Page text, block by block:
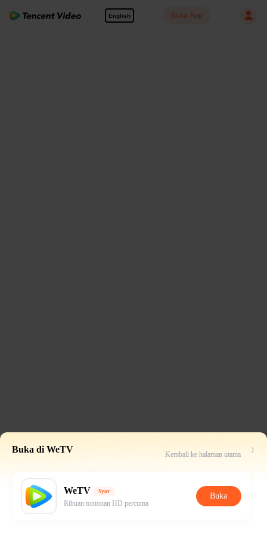
English Buka App
Buka di WeTV Kembali ke halaman utama
WeTV Syor
Ribuan tontonan HD percuma
Buka